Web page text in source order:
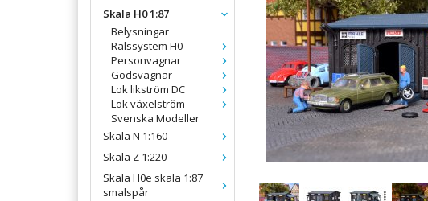
Skala H0 1:87
Belysningar
Rälssystem H0
Personvagnar
Godsvagnar
Lok likström DC
Lok växelström
Svenska Modeller
Skala N 1:160
Skala Z 1:220
Skala H0e skala 1:87
smalspår